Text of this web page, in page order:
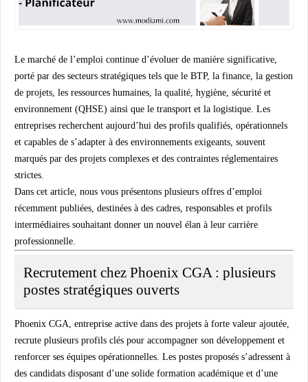
Le marché de l’emploi continue d’évoluer de manière significative,
porté par des secteurs stratégiques tels que le BTP, la finance , la gestion
de projets , les ressources humaines , la qualité, hygiène, sécurité et
environnement (QHSE) ainsi que le transport et la logistique . Les
entreprises recherchent aujourd’hui des profils qualifiés, opérationnels
et capables de s’adapter à des environnements exigeants, souvent
marqués par des projets complexes et des contraintes réglementaires
strictes.
Dans cet article, nous vous présentons plusieurs offres d’emploi
récemment publiées , destinées à des cadres, responsables et profils
intermédiaires souhaitant donner un nouvel élan à leur carrière
professionnelle.
Recrutement chez Phoenix CGA : plusieurs
postes stratégiques ouverts
Phoenix CGA, entreprise active dans des projets à forte valeur ajoutée,
recrute plusieurs profils clés pour accompagner son développement et
renforcer ses équipes opérationnelles. Les postes proposés s’adressent à
des candidats disposant d’une solide formation académique et d’une